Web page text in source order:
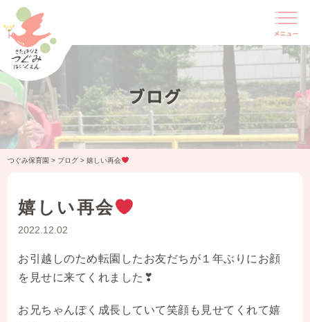
ブログ
つぐみ保育園 > ブログ >嬉しい再会
嬉しい再会
2022.12.02
お引越しのため転園したお友だちが１年ぶりにお顔
を見せに来てくれました❣
お兄ちゃんぽく成長していて笑顔も見せてくれて嬉